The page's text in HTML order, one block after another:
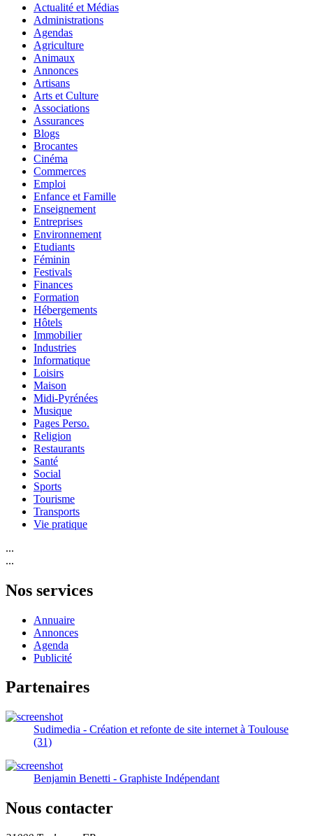
Actualité et Médias
Administrations
Agendas
Agriculture
Animaux
Annonces
Artisans
Arts et Culture
Associations
Assurances
Blogs
Brocantes
Cinéma
Commerces
Emploi
Enfance et Famille
Enseignement
Entreprises
Environnement
Etudiants
Féminin
Festivals
Finances
Formation
Hébergements
Hôtels
Immobilier
Industries
Informatique
Loisirs
Maison
Midi-Pyrénées
Musique
Pages Perso.
Religion
Restaurants
Santé
Social
Sports
Tourisme
Transports
Vie pratique
...
...
Nos services
Annuaire
Annonces
Agenda
Publicité
Partenaires
Sudimedia - Création et refonte de site internet à Toulouse
(31)
Benjamin Benetti - Graphiste Indépendant
Nous contacter